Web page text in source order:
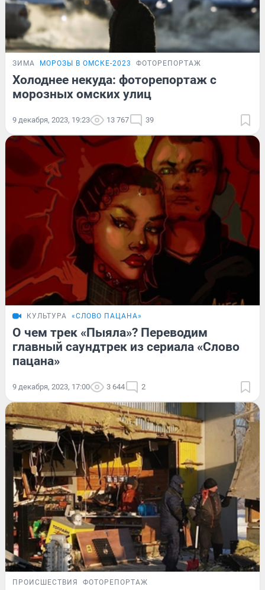
ЗИМА МОРОЗЫ В ОМСКЕ-2023 ФОТОРЕПОРТАЖ
Холоднее некуда: фоторепортаж с
морозных омских улиц
9 декабря, 2023, 19:23 13 767 39
КУЛЬТУРА «СЛОВО ПАЦАНА»
О чем трек «Пыяла»? Переводим
главный саундтрек из сериала «Слово
пацана»
9 декабря, 2023, 17:00 3 644 2
ПРОИСШЕСТВИЯ ФОТОРЕПОРТАЖ